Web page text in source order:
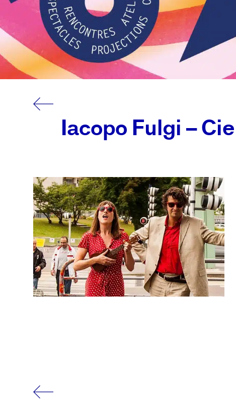
Iacopo Fulgi –